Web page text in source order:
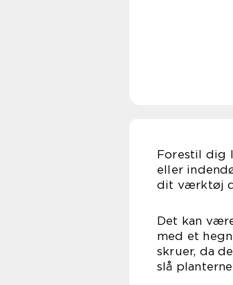
Forestil dig
eller
dit værktøj
Det kan
med et
skruer, da
slå